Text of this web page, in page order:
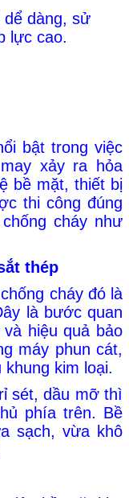
dàng, sử
lực cao.
bật trong việc
xảy ra hỏa
bề mặt, thiết bị
thi công đúng
cháy như
thép
cháy đó là
là bước quan
hiệu quả bảo
máy phun cát,
kim loại.
sét, dầu mỡ thì
phía trên. Bề
sạch, vừa khô